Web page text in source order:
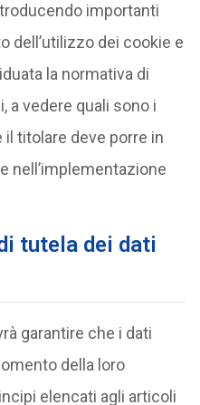
importanti
dell’utilizzo dei cookie e
la normativa di
a vedere quali sono i
titolare deve porre in
nell’implementazione
tutela dei dati
garantire che i dati
della loro
elencati agli articoli